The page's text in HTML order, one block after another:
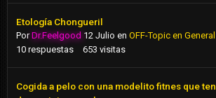
Etología Chongueril
PorDr.Feelgood 12 Julio en OFF-Topic en General
10 respuestas 653 visitas
Cogida a pelo con una modelito fitnes que